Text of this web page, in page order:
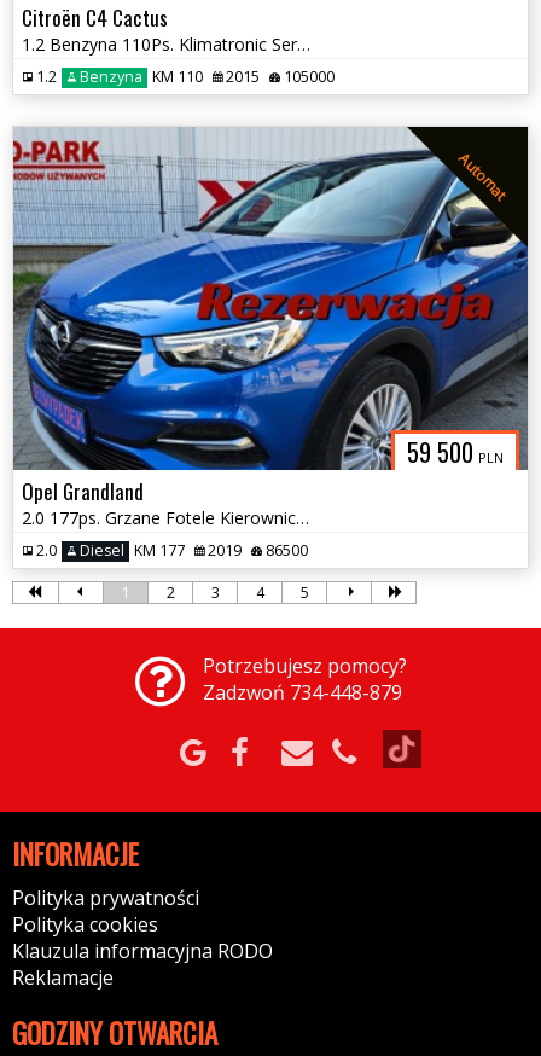
Citroën C4 Cactus
1.2 Benzyna 110Ps. Klimatronic Serwis
1.2 Benzyna KM 110 2015 105000
59 500 PLN
Automat
Opel Grandland
2.0 177ps. Grzane Fotele Kierownica Szyba Navi Kamera Cof. Klimatronic
2.0 Diesel KM 177 2019 86500
1 2 3 4 5
Potrzebujesz pomocy?
Zadzwoń 734-448-879
INFORMACJE
Polityka prywatności
Polityka cookies
Klauzula informacyjna RODO
Reklamacje
GODZINY OTWARCIA